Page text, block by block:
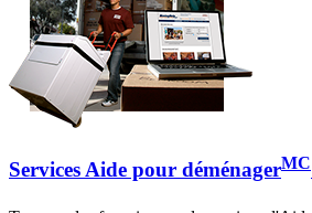
Services Aide pour déménagerMC